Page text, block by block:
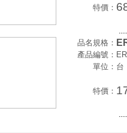
特價：
品名規格：
產品編號：
單位： 台
特價：